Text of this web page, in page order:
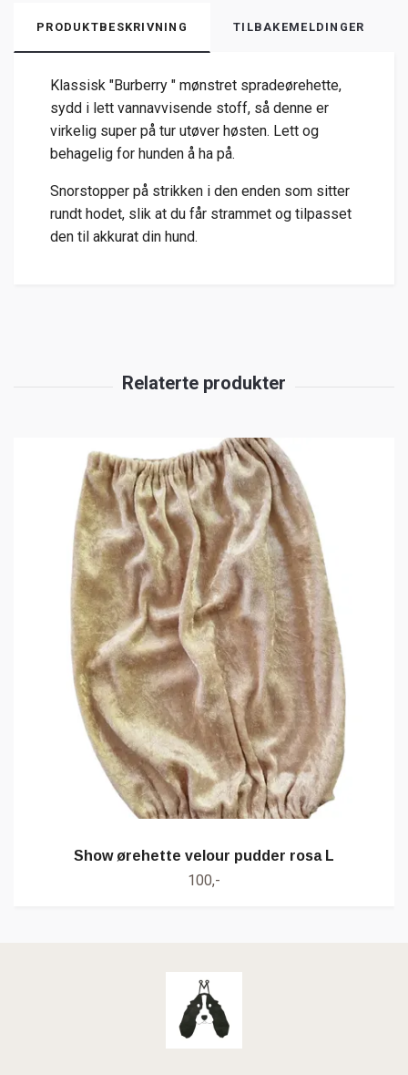
PRODUKTBESKRIVNING TILBAKEMELDINGER
Klassisk "Burberry " mønstret spradeørehette,
sydd i lett vannavvisende stoff, så denne er
virkelig super på tur utøver høsten. Lett og
behagelig for hunden å ha på.
Snorstopper på strikken i den enden som sitter
rundt hodet, slik at du får strammet og tilpasset
den til akkurat din hund.
Show ørehette velour pudder rosa L
100,-